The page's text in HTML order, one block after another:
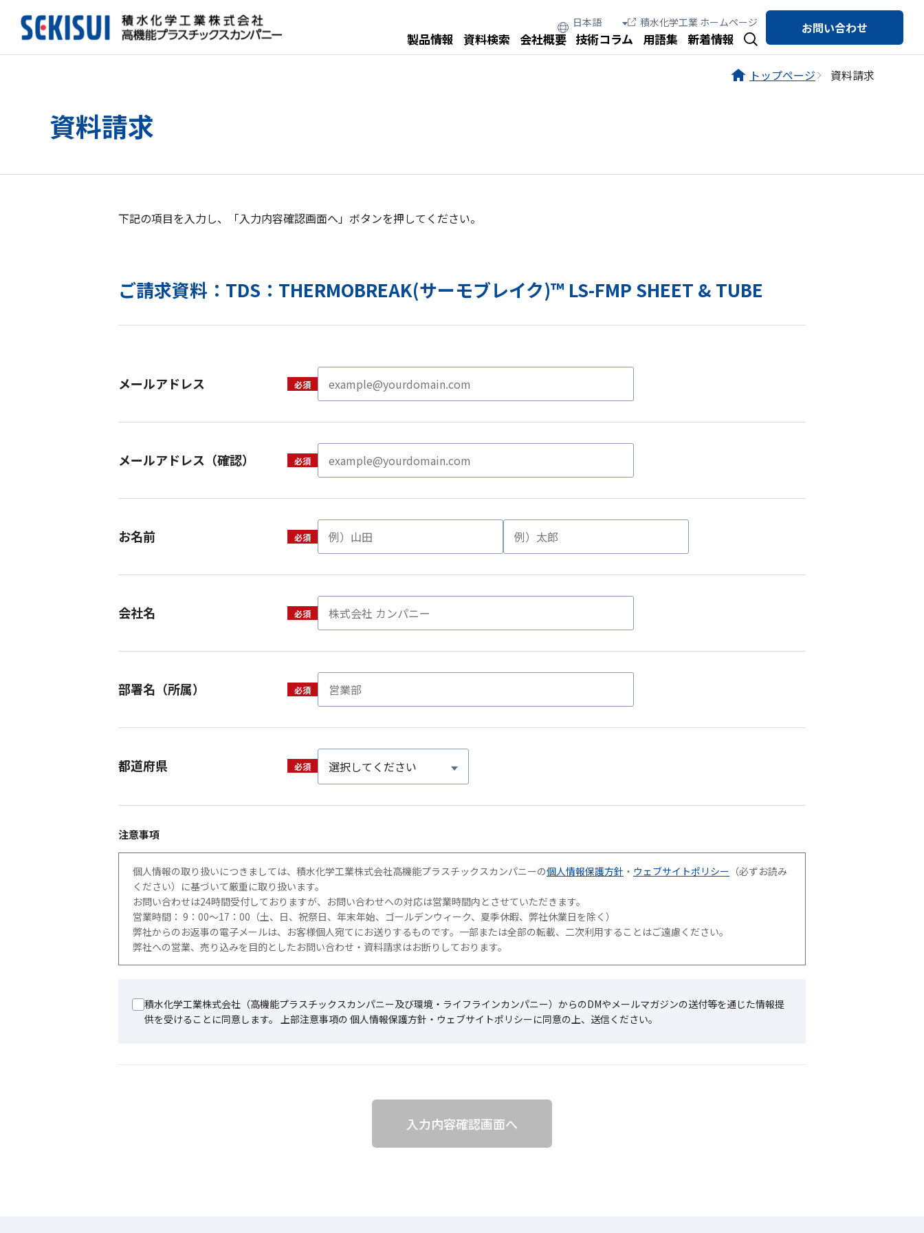
積水化学工業 ホームページ
製品情報 資料検索 会社概要 技術コラム 用語集 新着情報
お問い合わせ
トップページ 資料請求
資料請求
下記の項目を入力し、「入力内容確認画面へ」ボタンを押してください。
ご請求資料：TDS：THERMOBREAK(サーモブレイク)™ LS-FMP SHEET & TUBE
メールアドレス
メールアドレス（確認）
お名前
会社名
部署名（所属）
都道府県
注意事項
個人情報の取り扱いにつきましては、積水化学工業株式会社高機能プラスチックスカンパニーの個人情報保護方針 ・ ウェブサイトポリシー （必ずお読み
ください）に基づいて厳重に取り扱います。
お問い合わせは24時間受付しておりますが、お問い合わせへの対応は営業時間内とさせていただきます。
営業時間： 9：00～17：00（土、日、祝祭日、年末年始、ゴールデンウィーク、夏季休暇、弊社休業日を除く）
弊社からのお返事の電子メールは、お客様個人宛てにお送りするものです。一部または全部の転載、二次利用することはご遠慮ください。
弊社への営業、売り込みを目的としたお問い合わせ・資料請求はお断りしております。
積水化学工業株式会社（高機能プラスチックスカンパニー及び環境・ライフラインカンパニー）からのDMやメールマガジンの送付等を通じた情報提
供を受けることに同意します。 上部注意事項の 個人情報保護方針・ウェブサイトポリシーに同意の上、送信ください。
入力内容確認画面へ